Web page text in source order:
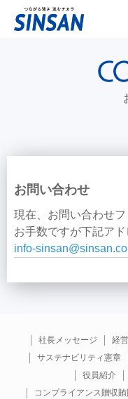
お問い合わせ
現在、お問い合わせフ
お手数ですが下記アド
info-
社長メッセージ 経
サステナビリティ憲章
役員紹介
コンプライアンス贈収